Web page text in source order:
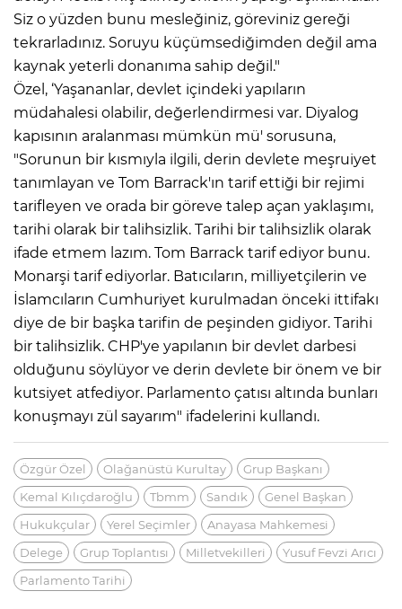
Siz o yüzden bunu mesleğiniz, göreviniz gereği
tekrarladınız. Soruyu küçümsediğimden değil ama
kaynak yeterli donanıma sahip değil."
Özel, ‘Yaşananlar, devlet içindeki yapıların
müdahalesi olabilir, değerlendirmesi var. Diyalog
kapısının aralanması mümkün mü' sorusuna,
"Sorunun bir kısmıyla ilgili, derin devlete meşruiyet
tanımlayan ve Tom Barrack'ın tarif ettiği bir rejimi
tarifleyen ve orada bir göreve talep açan yaklaşımı,
tarihi olarak bir talihsizlik. Tarihi bir talihsizlik olarak
ifade etmem lazım. Tom Barrack tarif ediyor bunu.
Monarşi tarif ediyorlar. Batıcıların, milliyetçilerin ve
İslamcıların Cumhuriyet kurulmadan önceki ittifakı
diye de bir başka tarifin de peşinden gidiyor. Tarihi
bir talihsizlik. CHP'ye yapılanın bir devlet darbesi
olduğunu söylüyor ve derin devlete bir önem ve bir
kutsiyet atfediyor. Parlamento çatısı altında bunları
konuşmayı zül sayarım" ifadelerini kullandı.
Özgür Özel Olağanüstü Kurultay
Grup Başkanı
Kemal Kılıçdaroğlu
Tbmm Sandık
Genel Başkan
Hukukçular
Yerel Seçimler
Anayasa Mahkemesi
Delege
Grup Toplantısı Milletvekilleri
Yusuf Fevzi Arıcı
Parlamento Tarihi